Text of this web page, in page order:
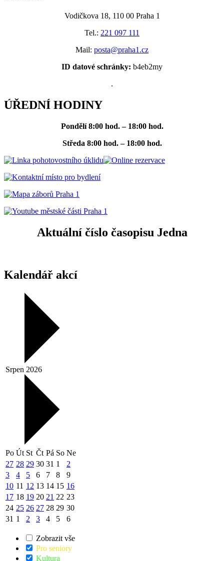
Vodičkova 18, 110 00 Praha 1
Tel.: 221 097 111
Mail: posta@praha1.cz
ID datové schránky: b4eb2my
.
ÚŘEDNÍ HODINY
Pondělí 8:00 hod. – 18:00 hod.
Středa 8:00 hod. – 18:00 hod.
Aktuální číslo časopisu Jedna
Kalendář akcí
Srpen 2026
Po Út St Čt Pá So Ne
27 28 29 30 31 1
2
3
4 5 6 7 8
9
10 11 12 13 14 15 16
17 18 19 20 21 22 23
24 25 26 27 28 29 30
31 1 2 3 4 5 6
Zobrazit vše
Pro seniory
Kultura